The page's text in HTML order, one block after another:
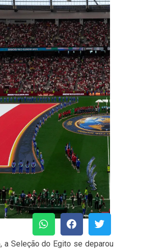
a Seleção do Egito se deparou